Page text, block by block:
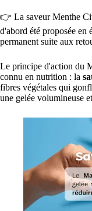
👉 La saveur Menthe
d'abord été proposée
permanent suite aux
Le principe d'action du
connu en nutrition : la
fibres végétales qui
une gelée volumineuse